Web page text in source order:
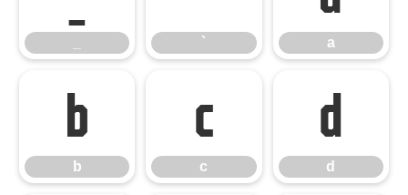
` a
b
b
c
c
d
d